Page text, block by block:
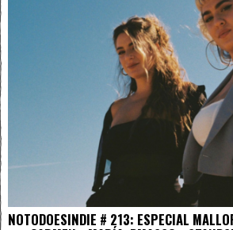
NOTODOESINDIE # 213: ESPECIAL